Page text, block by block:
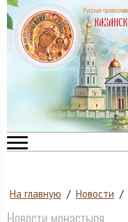
На главную / Новости /
Новости монастыря